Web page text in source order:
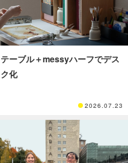
テーブル＋messyハーフでデス
ク化
2026.07.23